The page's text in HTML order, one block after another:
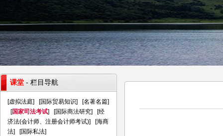
课堂 - 栏目导航
[虚拟法庭] [国际贸易知识] [名著名篇]
[国家司法考试] [国际商法研究] [经
济法(会计师、注册会计师考试)] [海商
法] [国际私法]